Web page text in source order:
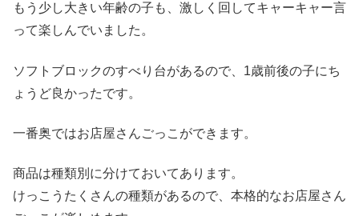
もう少し大きい年齢の子も、激しく回してキャーキャー言
って楽しんでいました。
ソフトブロックのすべり台があるので、1歳前後の子にち
ょうど良かったです。
一番奥ではお店屋さんごっこができます。
商品は種類別に分けておいてあります。
けっこうたくさんの種類があるので、本格的なお店屋さん